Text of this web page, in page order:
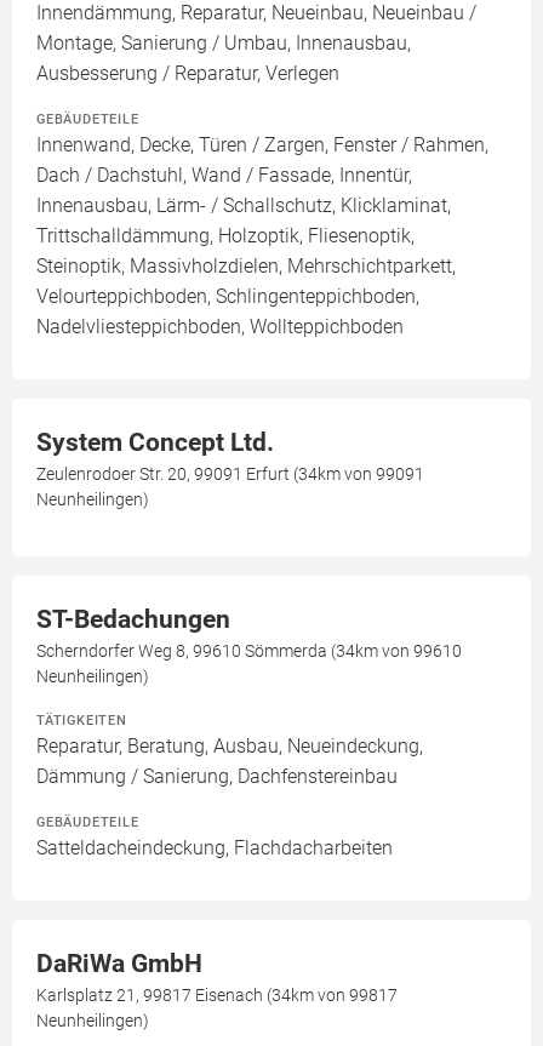
Innendämmung, Reparatur, Neueinbau, Neueinbau /
Montage, Sanierung / Umbau, Innenausbau,
Ausbesserung / Reparatur, Verlegen
GEBÄUDETEILE
Innenwand, Decke, Türen / Zargen, Fenster / Rahmen,
Dach / Dachstuhl, Wand / Fassade, Innentür,
Innenausbau, Lärm- / Schallschutz, Klicklaminat,
Trittschalldämmung, Holzoptik, Fliesenoptik,
Steinoptik, Massivholzdielen, Mehrschichtparkett,
Velourteppichboden, Schlingenteppichboden,
Nadelvliesteppichboden, Wollteppichboden
System Concept Ltd.
Zeulenrodoer Str. 20, 99091 Erfurt (34km von 99091
Neunheilingen)
ST-Bedachungen
Scherndorfer Weg 8, 99610 Sömmerda (34km von 99610
Neunheilingen)
TÄTIGKEITEN
Reparatur, Beratung, Ausbau, Neueindeckung,
Dämmung / Sanierung, Dachfenstereinbau
GEBÄUDETEILE
Satteldacheindeckung, Flachdacharbeiten
DaRiWa GmbH
Karlsplatz 21, 99817 Eisenach (34km von 99817
Neunheilingen)